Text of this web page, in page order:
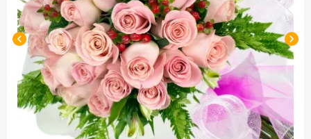
chevron_left chevron_right